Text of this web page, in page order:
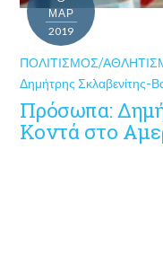
ΜΑΡ
2019
ΠΟΛΙΤΙΣΜΌΣ/
Δημήτρης
Πρόσωπα:
Κοντά στο